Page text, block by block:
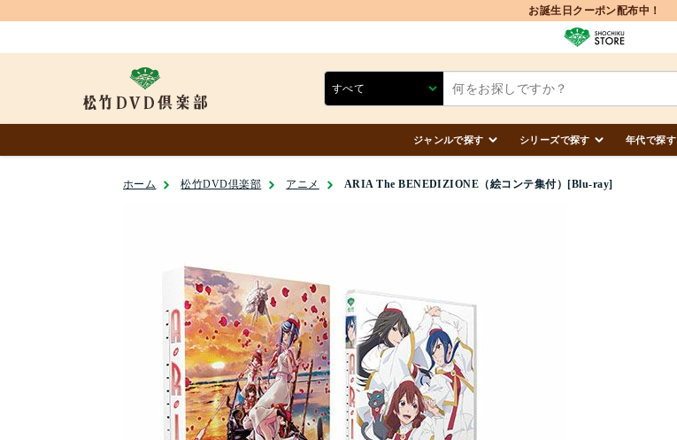
お誕生日クーポン配布中！
ジャンルで探す シリーズで探す 年代で探す
ホーム 松竹DVD倶楽部 アニメ ARIA The BENEDIZIONE（絵コンテ集付）[Blu-ray]